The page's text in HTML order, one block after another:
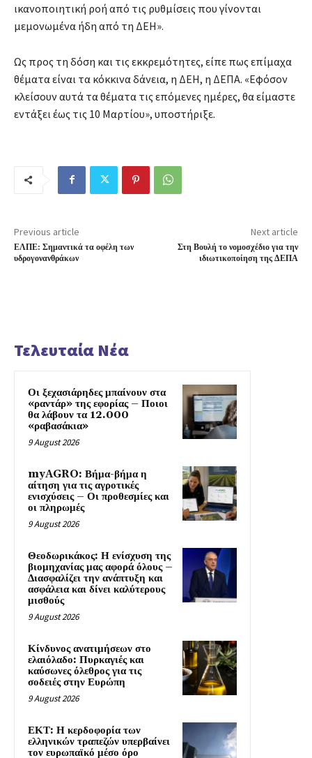
ικανοποιητική ροή από τις ρυθμίσεις που γίνονται
μεμονωμένα ήδη από τη ΔΕΗ».
Ως προς τη δόση και τις εκκρεμότητες, είπε πως επίμαχα
θέματα είναι τα κόκκινα δάνεια, η ΔΕΗ, η ΔΕΠΑ. «Εφόσον
κλείσουν αυτά τα θέματα τις επόμενες ημέρες, θα είμαστε
εντάξει έως τις 10 Μαρτίου», υποστήριξε.
Previous article
ΕΛΠΕ: Σημαντικά τα οφέλη των
υδρογονανθράκων
Next article
Στη Βουλή το νομοσχέδιο για την
ιδιωτικοποίηση της ΔΕΠΑ
Τελευταία Νέα
Οι ξεχασιάρηδες μπαίνουν στα
«ραντάρ» της εφορίας – Ποιοι
θα λάβουν τα 12.000
«ραβασάκια»
9 August 2026
myAGRO: Βήμα-βήμα η
αίτηση για τις αγροτικές
ενισχύσεις – Οι προθεσμίες και
οι πληρωμές
9 August 2026
Θεοδωρικάκος: Η ενίσχυση της
βιομηχανίας μας αφορά όλους –
Διασφαλίζει την ανάπτυξη και
ασφάλεια και δίνει καλύτερους
μισθούς
9 August 2026
Κίνδυνος ανατιμήσεων στο
ελαιόλαδο: Πυρκαγιές και
καύσωνες όλεθρος για τις
σοδειές στην Ευρώπη
9 August 2026
ΕΚΤ: Η κερδοφορία των
ελληνικών τραπεζών υπερβαίνει
τον ευρωπαϊκό μέσο όρο